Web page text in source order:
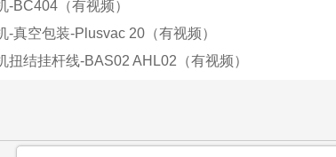
-BC404（有视频）
-真空包装-Plusvac 20（有视频）
扭结挂杆线-BAS02 AHL02（有视频）